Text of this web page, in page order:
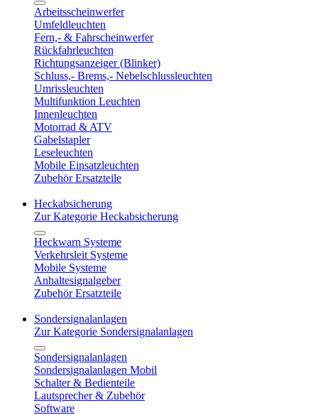
Arbeitsscheinwerfer
Umfeldleuchten
Fern,- & Fahrscheinwerfer
Rückfahrleuchten
Richtungsanzeiger (Blinker)
Schluss,- Brems,- Nebelschlussleuchten
Umrissleuchten
Multifunktion Leuchten
Innenleuchten
Motorrad & ATV
Gabelstapler
Leseleuchten
Mobile Einsatzleuchten
Zubehör Ersatzteile
Heckabsicherung
Zur Kategorie Heckabsicherung
Heckwarn Systeme
Verkehrsleit Systeme
Mobile Systeme
Anhaltesignalgeber
Zubehör Ersatzteile
Sondersignalanlagen
Zur Kategorie Sondersignalanlagen
Sondersignalanlagen
Sondersignalanlagen Mobil
Schalter & Bedienteile
Lautsprecher & Zubehör
Software